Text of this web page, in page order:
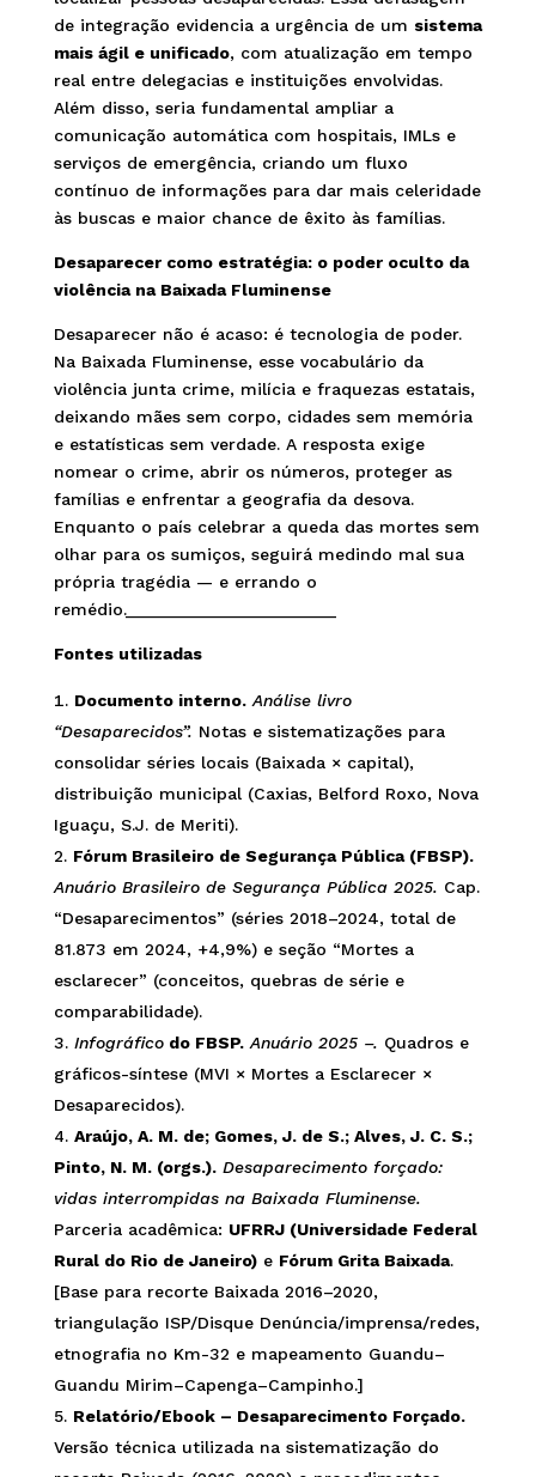
de integração evidencia a urgência de um sistema
mais ágil e unificado, com atualização em tempo
real entre delegacias e instituições envolvidas.
Além disso, seria fundamental ampliar a
comunicação automática com hospitais, IMLs e
serviços de emergência, criando um fluxo
contínuo de informações para dar mais celeridade
às buscas e maior chance de êxito às famílias.
Desaparecer como estratégia: o poder oculto da
violência na Baixada Fluminense
Desaparecer não é acaso: é tecnologia de poder.
Na Baixada Fluminense, esse vocabulário da
violência junta crime, milícia e fraquezas estatais,
deixando mães sem corpo, cidades sem memória
e estatísticas sem verdade. A resposta exige
nomear o crime, abrir os números, proteger as
famílias e enfrentar a geografia da desova.
Enquanto o país celebrar a queda das mortes sem
olhar para os sumiços, seguirá medindo mal sua
própria tragédia — e errando o
remédio.______________________
Fontes utilizadas
Documento interno. Análise livro
“Desaparecidos”. Notas e sistematizações para
consolidar séries locais (Baixada × capital),
distribuição municipal (Caxias, Belford Roxo, Nova
Iguaçu, S.J. de Meriti).
Fórum Brasileiro de Segurança Pública (FBSP).
Anuário Brasileiro de Segurança Pública 2025. Cap.
“Desaparecimentos” (séries 2018–2024, total de
81.873 em 2024, +4,9%) e seção “Mortes a
esclarecer” (conceitos, quebras de série e
comparabilidade).
Infográficodo FBSP. Anuário 2025 –. Quadros e
gráficos-síntese (MVI × Mortes a Esclarecer ×
Desaparecidos).
Araújo, A. M. de; Gomes, J. de S.; Alves, J. C. S.;
Pinto, N. M. (orgs.). Desaparecimento forçado:
vidas interrompidas na Baixada Fluminense.
Parceria acadêmica: UFRRJ (Universidade Federal
Rural do Rio de Janeiro)e Fórum Grita Baixada.
[Base para recorte Baixada 2016–2020,
triangulação ISP/Disque Denúncia/imprensa/redes,
etnografia no Km-32 e mapeamento Guandu–
Guandu Mirim–Capenga–Campinho.]
Relatório/Ebook – Desaparecimento Forçado.
Versão técnica utilizada na sistematização do